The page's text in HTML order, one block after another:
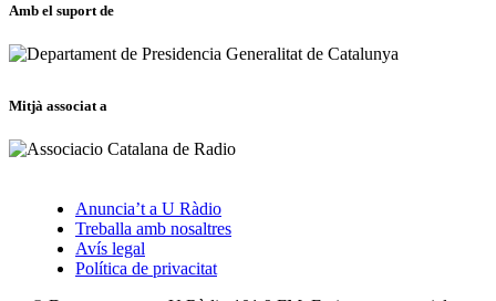
Amb el suport de
Mitjà associat a
Anuncia’t a U Ràdio
Treballa amb nosaltres
Avís legal
Política de privacitat